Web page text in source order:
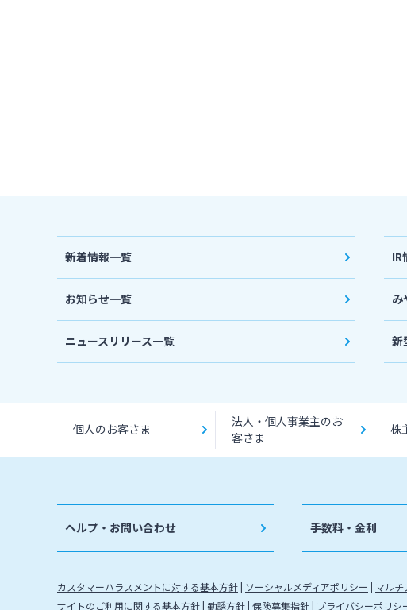
新着情報一覧
お知らせ一覧
ニュースリリース一覧
IR
み
新
個人のお客さま
法人・個人事業主のお
客さま
株
ヘルプ・お問い合わせ 手数料・金利
カスタマーハラスメントに対する基本方針 ソーシャルメディアポリシー マル
サイトのご利用に関する基本方針 勧誘方針 保険募集指針 プライバシーポリシ